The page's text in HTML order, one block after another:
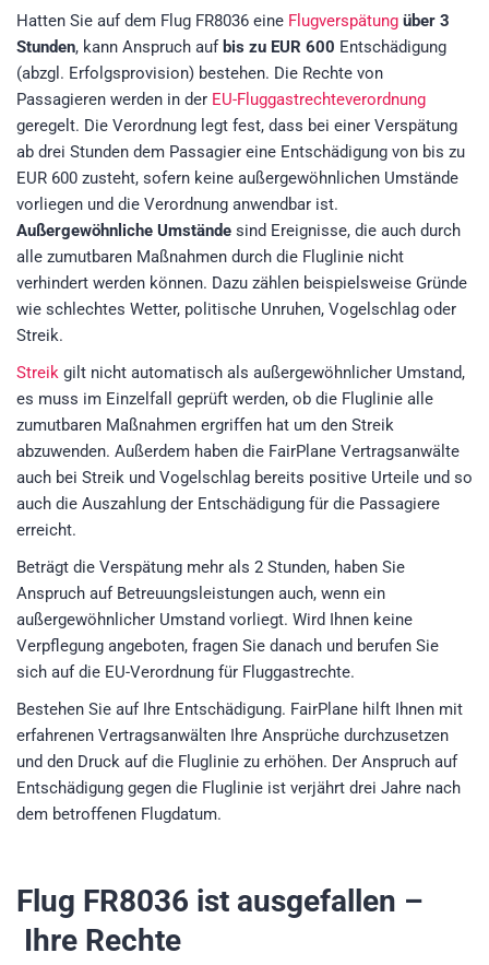
Hatten Sie auf dem Flug FR8036 eine Flugverspätung über 3
Stunden, kann Anspruch auf bis zu EUR 600 Entschädigung
(abzgl. Erfolgsprovision) bestehen. Die Rechte von
Passagieren werden in der EU-Fluggastrechteverordnung
geregelt. Die Verordnung legt fest, dass bei einer Verspätung
ab drei Stunden dem Passagier eine Entschädigung von bis zu
EUR 600 zusteht, sofern keine außergewöhnlichen Umstände
vorliegen und die Verordnung anwendbar ist.
Außergewöhnliche Umstände sind Ereignisse, die auch durch
alle zumutbaren Maßnahmen durch die Fluglinie nicht
verhindert werden können. Dazu zählen beispielsweise Gründe
wie schlechtes Wetter, politische Unruhen, Vogelschlag oder
Streik.
Streik gilt nicht automatisch als außergewöhnlicher Umstand,
es muss im Einzelfall geprüft werden, ob die Fluglinie alle
zumutbaren Maßnahmen ergriffen hat um den Streik
abzuwenden. Außerdem haben die FairPlane Vertragsanwälte
auch bei Streik und Vogelschlag bereits positive Urteile und so
auch die Auszahlung der Entschädigung für die Passagiere
erreicht.
Beträgt die Verspätung mehr als 2 Stunden, haben Sie
Anspruch auf Betreuungsleistungen auch, wenn ein
außergewöhnlicher Umstand vorliegt. Wird Ihnen keine
Verpflegung angeboten, fragen Sie danach und berufen Sie
sich auf die EU-Verordnung für Fluggastrechte.
Bestehen Sie auf Ihre Entschädigung. FairPlane hilft Ihnen mit
erfahrenen Vertragsanwälten Ihre Ansprüche durchzusetzen
und den Druck auf die Fluglinie zu erhöhen. Der Anspruch auf
Entschädigung gegen die Fluglinie ist verjährt drei Jahre nach
dem betroffenen Flugdatum.
Flug FR8036 ist ausgefallen –
Ihre Rechte